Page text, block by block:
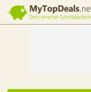
Dein smarter Schnäppchenberater